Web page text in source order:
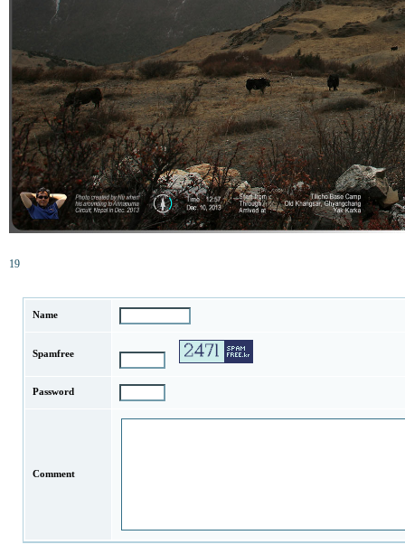
19
Name
Spamfree
Password
Comment